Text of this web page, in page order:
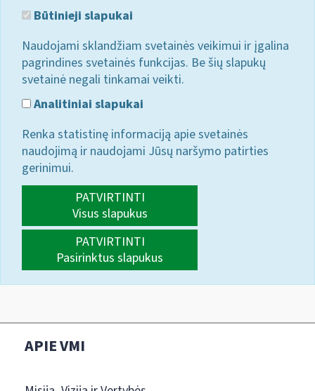
Būtinieji slapukai
Naudojami sklandžiam svetainės veikimui ir įgalina
pagrindines svetainės funkcijas. Be šių slapukų
svetainė negali tinkamai veikti.
Analitiniai slapukai
Renka statistinę informaciją apie svetainės
naudojimą ir naudojami Jūsų naršymo patirties
gerinimui.
PATVIRTINTI
Visus slapukus
PATVIRTINTI
Pasirinktus slapukus
APIE VMI